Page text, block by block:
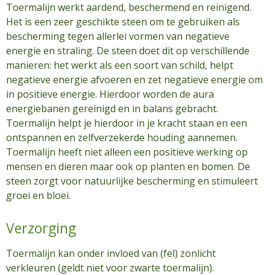
Toermalijn werkt aardend, beschermend en reinigend.
Het is een zeer geschikte steen om te gebruiken als
bescherming tegen allerlei vormen van negatieve
energie en straling. De steen doet dit op verschillende
manieren: het werkt als een soort van schild, helpt
negatieve energie afvoeren en zet negatieve energie om
in positieve energie. Hierdoor worden de aura
energiebanen gereinigd en in balans gebracht.
Toermalijn helpt je hierdoor in je kracht staan en een
ontspannen en zelfverzekerde houding aannemen.
Toermalijn heeft niet alleen een positieve werking op
mensen en dieren maar ook op planten en bomen. De
steen zorgt voor natuurlijke bescherming en stimuleert
groei en bloei.
Verzorging
Toermalijn kan onder invloed van (fel) zonlicht
verkleuren (geldt niet voor zwarte toermalijn).